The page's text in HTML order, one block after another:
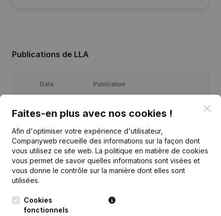
Publications de LLA
Date Publication
17-11-2021
Siège Social - Demissions,
Nominations
08-07-2019
Siège Social - Demissions,
Nominations
Siège Social - Demissions,
05-02-2018
Denomination - Statuts (Traduction,
Faites-en plus avec nos cookies !
Afin d'optimiser votre expérience d'utilisateur,
Companyweb recueille des informations sur la façon dont
vous utilisez ce site web. La politique en matière de cookies
vous permet de savoir quelles informations sont visées et
vous donne le contrôle sur la manière dont elles sont
utilisées.
Cookies
fonctionnels